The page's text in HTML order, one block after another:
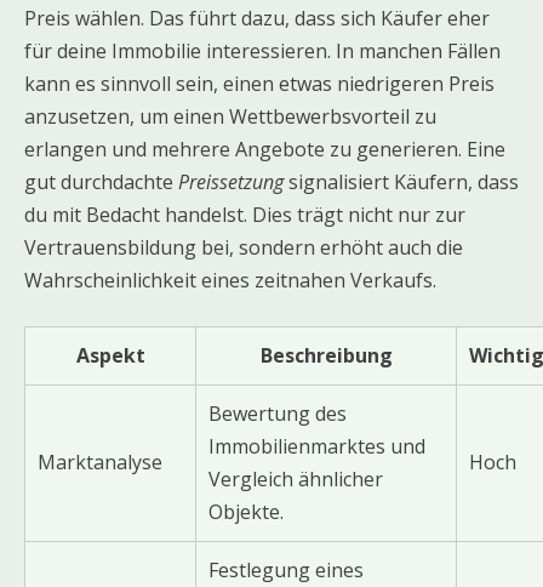
Preis wählen. Das führt dazu, dass sich Käufer eher
für deine Immobilie interessieren. In manchen Fällen
kann es sinnvoll sein, einen etwas niedrigeren Preis
anzusetzen, um einen Wettbewerbsvorteil zu
erlangen und mehrere Angebote zu generieren. Eine
gut durchdachte Preissetzungsignalisiert Käufern, dass
du mit Bedacht handelst. Dies trägt nicht nur zur
Vertrauensbildung bei, sondern erhöht auch die
Wahrscheinlichkeit eines zeitnahen Verkaufs.
Aspekt Beschreibung
Marktanalyse
Bewertung des
Immobilienmarktes und
Vergleich ähnlicher
Objekte.
Hoch
Festlegung eines